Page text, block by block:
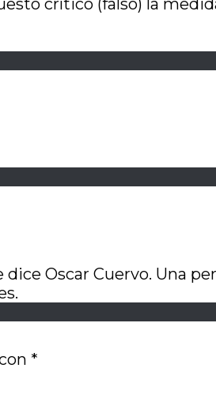
crítico (falso) la
Oscar Cuervo. Una
*